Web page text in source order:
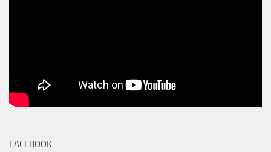
FACEBOOK